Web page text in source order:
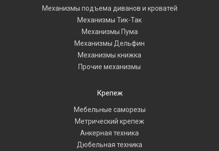
Механизмы подъема диванов и кроватей
Механизмы Тик-Так
Механизмы Пума
Механизмы Дельфин
Механизмы книжка
Прочие механизмы
Крепеж
Мебельные саморезы
Метрический крепеж
Анкерная техника
Дюбельная техника